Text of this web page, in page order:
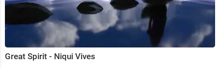
Great Spirit - Niqui Vives